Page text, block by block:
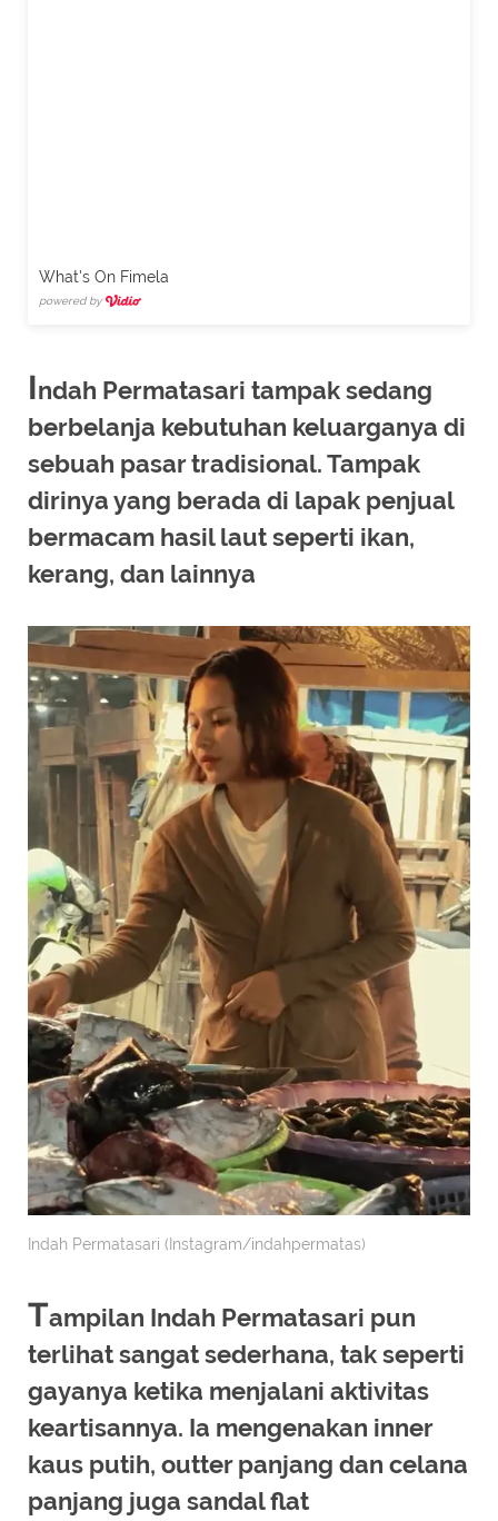
What's On Fimela
powered by
Indah Permatasari tampak sedang
berbelanja kebutuhan keluarganya di
sebuah pasar tradisional. Tampak
dirinya yang berada di lapak penjual
bermacam hasil laut seperti ikan,
kerang, dan lainnya
Indah Permatasari (Instagram/indahpermatas)
Tampilan Indah Permatasari pun
terlihat sangat sederhana, tak seperti
gayanya ketika menjalani aktivitas
keartisannya. Ia mengenakan inner
kaus putih, outter panjang dan celana
panjang juga sandal flat